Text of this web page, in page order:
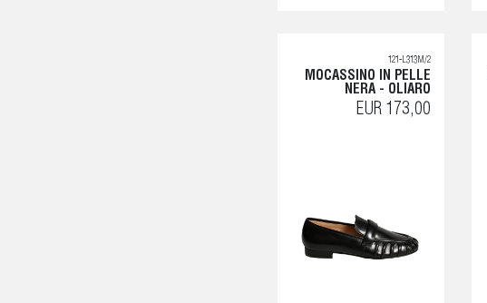
121-L313M/2
MOCASSINO IN PELLE
NERA - OLIARO
EUR 173,00